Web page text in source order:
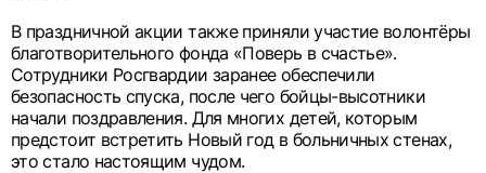
В праздничной акции также приняли участие волонтёры
благотворительного фонда «Поверь в счастье».
Сотрудники Росгвардии заранее обеспечили
безопасность спуска, после чего бойцы-высотники
начали поздравления. Для многих детей, которым
предстоит встретить Новый год в больничных стенах,
это стало настоящим чудом.